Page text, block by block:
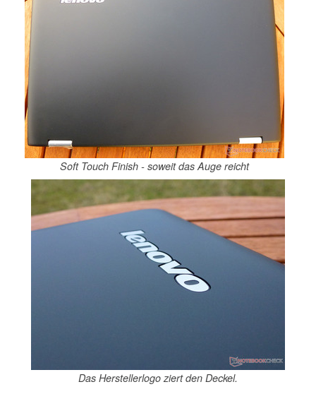
Soft Touch Finish - soweit das Auge reicht
Das Herstellerlogo ziert den Deckel.